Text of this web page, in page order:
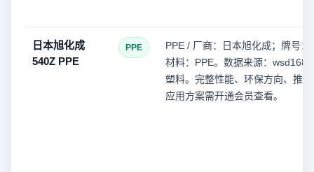
日本旭化成
540Z PPE
PPE
PPE / 厂商：日本旭化成；牌号：
材料：PPE。数据来源：wsd168(
塑料。完整性能、环保方向、推
应用方案需开通会员查看。